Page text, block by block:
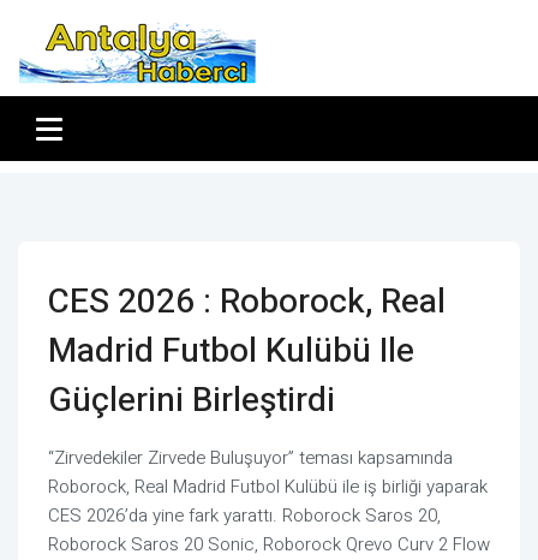
CES 2026 : Roborock, Real
Madrid Futbol Kulübü Ile
Güçlerini Birleştirdi
“Zirvedekiler Zirvede Buluşuyor” teması kapsamında
Roborock, Real Madrid Futbol Kulübü ile iş birliği yaparak
CES 2026’da yine fark yarattı. Roborock Saros 20,
Roborock Saros 20 Sonic, Roborock Qrevo Curv 2 Flow